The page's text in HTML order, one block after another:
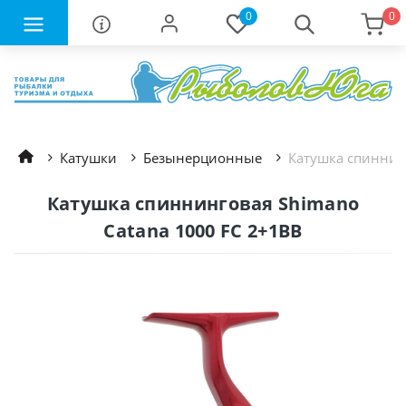
0 0
Катушки Безынерционные Катушка
Катушка спиннинговая Shimano
Catana 1000 FC 2+1BB